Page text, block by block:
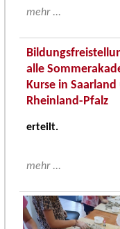
mehr ...
alle
Kurse in
Rheinland-Pfalz
erteilt.
mehr ...